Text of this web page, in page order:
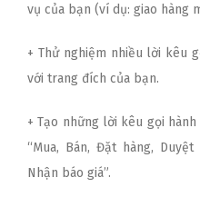
vụ của bạn (ví dụ: giao hàng
+ Thử nghiệm nhiều lời kêu
với trang đích của bạn.
+ Tạo những lời kêu gọi
“Mua, Bán, Đặt hàng,
Nhận báo giá”.